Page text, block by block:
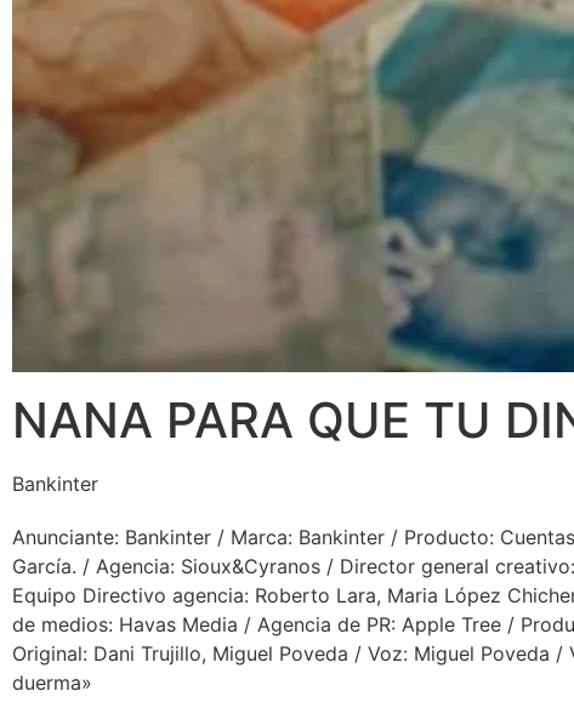
NANA PARA QUE TU
Bankinter
Anunciante: Bankinter / Marca: Bankinter / Producto:
García. / Agencia: Sioux&Cyranos / Director general
Equipo Directivo agencia: Roberto Lara, Maria López
de medios: Havas Media / Agencia de PR: Apple Tree /
Original: Dani Trujillo, Miguel Poveda / Voz: Miguel Poveda
duerma»